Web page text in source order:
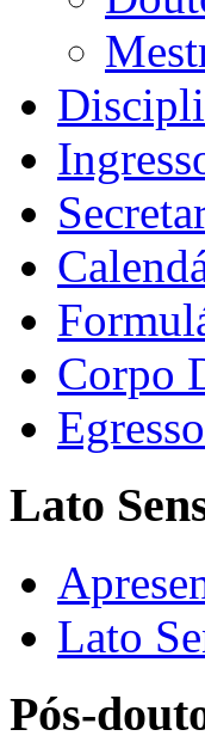
Corpo
Lato
Lato
Pós-